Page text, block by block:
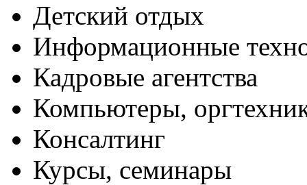
Детский отдых
Информационные
Кадровые агентства
Компьютеры,
Консалтинг
Курсы, семинары